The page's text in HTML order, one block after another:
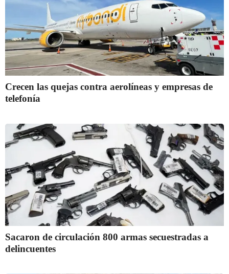
Crecen las quejas contra aerolíneas y empresas de
telefonía
Sacaron de circulación 800 armas secuestradas a
delincuentes